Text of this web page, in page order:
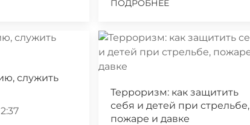
ПОДРОБНЕЕ
служить
Терроризм: как защитить
себя и детей при стрельбе,
пожаре и давке